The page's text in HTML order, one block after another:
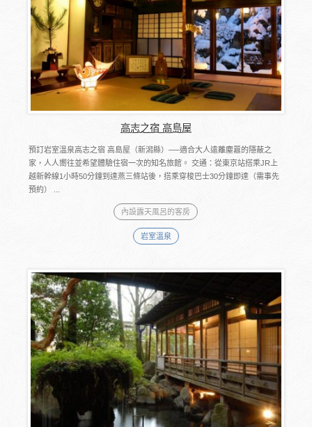
高志之宿 高島屋
預訂岩室溫泉高志之宿 高島屋（新潟縣）──適合大人遠離塵囂的隱蔽之
家，人人嚮往並希望體驗住宿一次的知名旅館。 交通：從東京站搭乘JR上
越新幹線1小時50分鐘到達燕三條站後，搭乘穿梭巴士30分鐘即達（需事先
預約） ...
內設露天風呂的客房
岩室溫泉